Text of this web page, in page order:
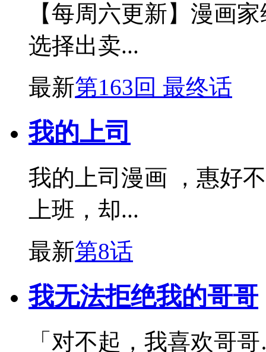
【每周六更新】漫画
选择出卖...
最新第163回 最终话
我的上司
我的上司漫画 ，惠好
上班，却...
最新第8话
我无法拒绝我的哥哥
「对不起，我喜欢哥